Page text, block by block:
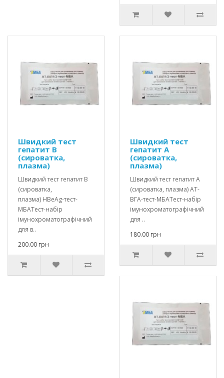
Швидкий тест
гепатит В
(сироватка,
плазма)
Швидкий тест гепатит В
(сироватка,
плазма) HBеAg-тест-
МБАТест-набір
імунохроматографічний
для в..
200.00 грн
Швидкий тест
гепатит А
(сироватка,
плазма)
Швидкий тест гепатит А
(сироватка, плазма) АТ-
ВГА-тест-МБАТест-набір
імунохроматографічний
для ..
180.00 грн